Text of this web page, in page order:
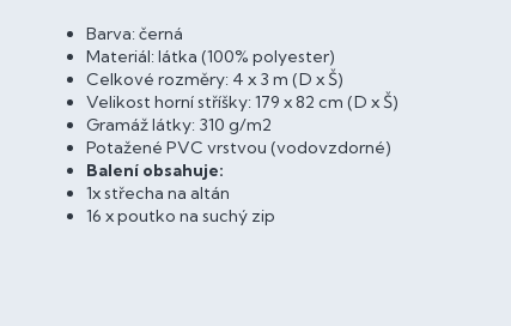
Barva: černá
Materiál: látka (100% polyester)
Celkové rozměry: 4 x 3 m (D x Š)
Velikost horní stříšky: 179 x 82 cm (D x Š)
Gramáž látky: 310 g/m2
Potažené PVC vrstvou (vodovzdorné)
Balení obsahuje:
1x střecha na altán
16 x poutko na suchý zip